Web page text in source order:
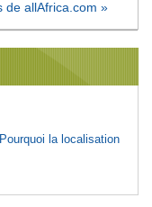
de allAfrica.com »
la localisation